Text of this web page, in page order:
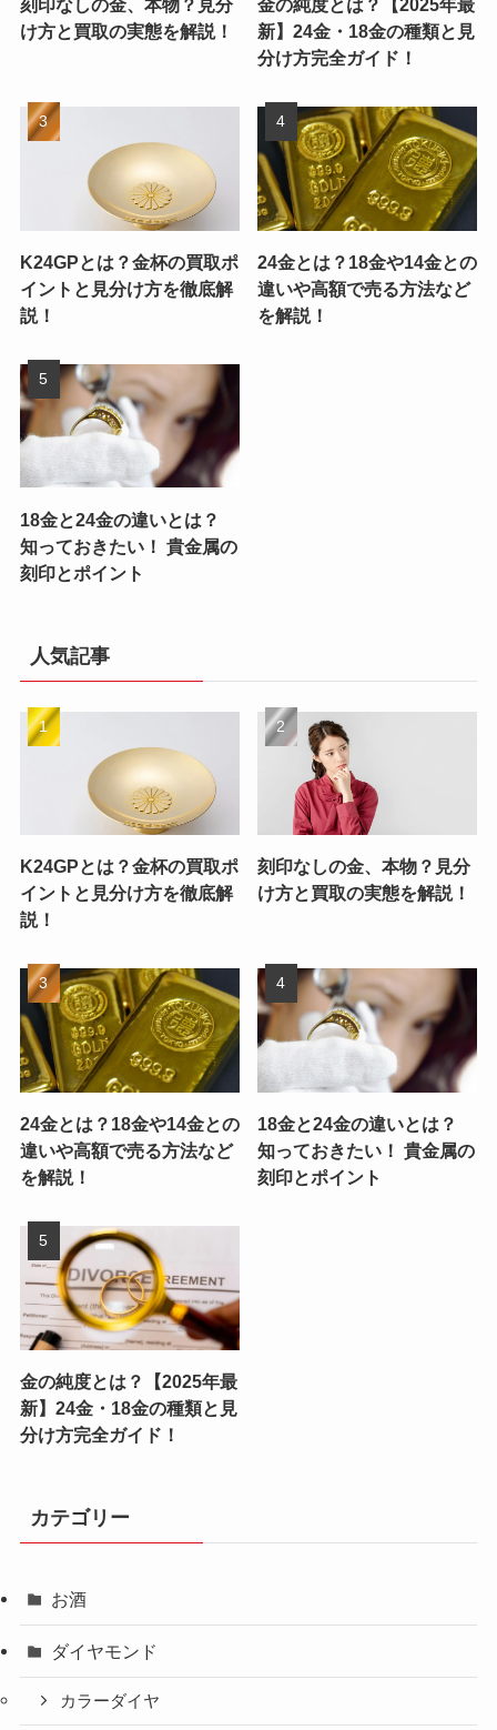
刻印なしの金、本物？見分
け方と買取の実態を解説！
金の純度とは？【2025年最
新】24金・18金の種類と見
分け方完全ガイド！
K24GPとは？金杯の買取ポ
イントと見分け方を徹底解
説！
24金とは？18金や14金との
違いや高額で売る方法など
を解説！
18金と24金の違いとは？
知っておきたい！ 貴金属の
刻印とポイント
人気記事
K24GPとは？金杯の買取ポ
イントと見分け方を徹底解
説！
刻印なしの金、本物？見分
け方と買取の実態を解説！
24金とは？18金や14金との
違いや高額で売る方法など
を解説！
18金と24金の違いとは？
知っておきたい！ 貴金属の
刻印とポイント
金の純度とは？【2025年最
新】24金・18金の種類と見
分け方完全ガイド！
カテゴリー
お酒
ダイヤモンド
カラーダイヤ